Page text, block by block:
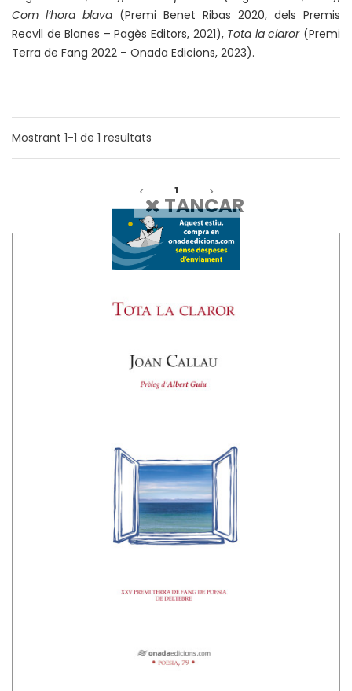
Com l’hora blava (Premi Benet Ribas 2020, dels Premis
Recvll de Blanes – Pagès Editors, 2021), Tota la claror(Premi
Terra de Fang 2022 – Onada Edicions, 2023).
Mostrant 1-1 de 1 resultats
1
TANCAR